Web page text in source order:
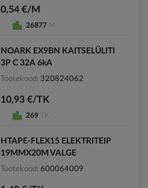
0,54 €/M
26877 M
NOARK EX9BN KAITSELÜLITI
3P C 32A 6kA
Tootekood 320824062
10,93 €/TK
269 TK
HTAPE-FLEX15 ELEKTRITEIP
19MMX20M VALGE
Tootekood 600064009